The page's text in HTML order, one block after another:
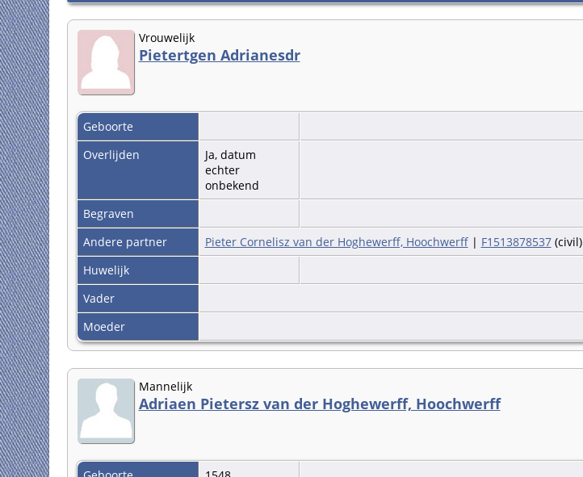
Vrouwelijk
Pietertgen Adrianesdr
Geboorte
Overlijden
Ja, datum
echter
onbekend
Begraven
Andere partner
Pieter Cornelisz van der Hoghewerff, Hoochwerff| F1513878537(civil)
Huwelijk
Vader
Moeder
Mannelijk
Adriaen Pietersz van der Hoghewerff, Hoochwerff